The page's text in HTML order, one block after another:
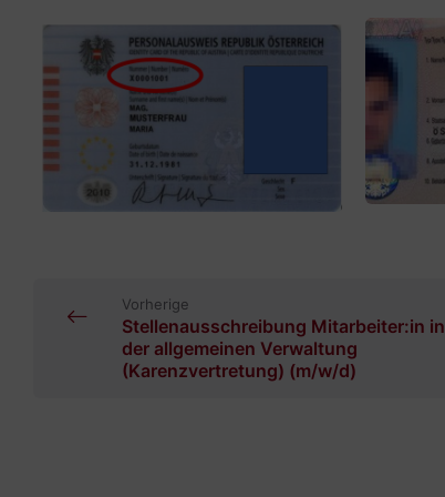
Vorherige
Stellenausschreibung Mitarbeiter:in in
der allgemeinen Verwaltung
(Karenzvertretung) (m/w/d)